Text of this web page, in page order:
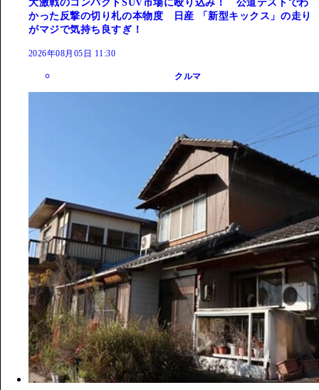
大激戦のコンパクトSUV市場に殴り込み！ 公道テストでわ
かった反撃の切り札の本物度 日産 「新型キックス」の走り
がマジで気持ち良すぎ！
2026年08月05日 11:30
クルマ